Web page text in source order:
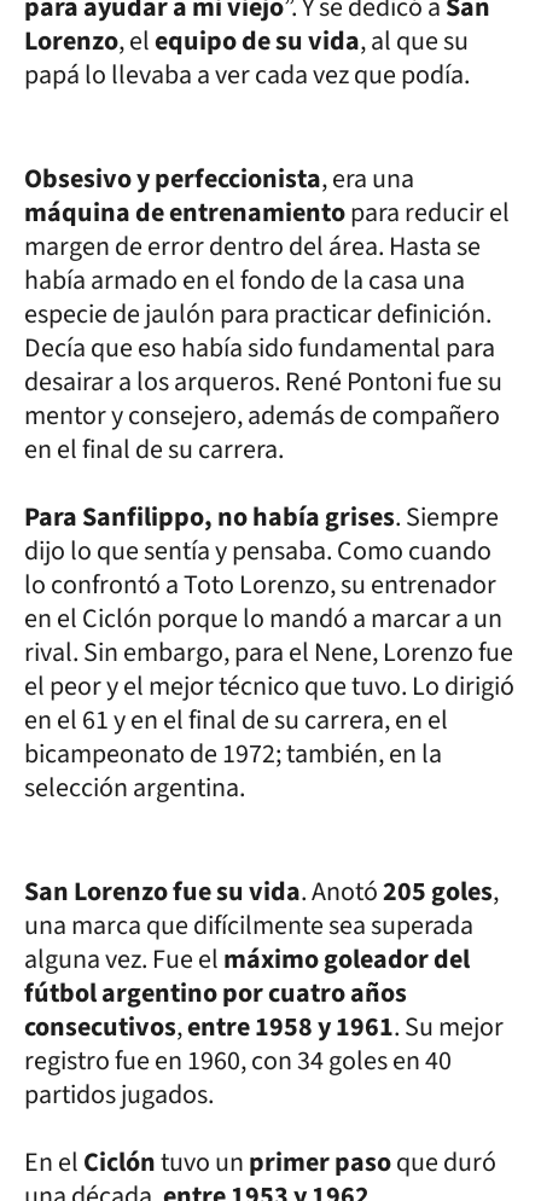
Lorenzo, elequipo de su vida, al que su
papá lo llevaba a ver cada vez que podía.
Obsesivo y perfeccionista, era una
máquina de entrenamientopara reducir el
margen de error dentro del área. Hasta se
había armado en el fondo de la casa una
especie de jaulón para practicar definición.
Decía que eso había sido fundamental para
desairar a los arqueros. René Pontoni fue su
mentor y consejero, además de compañero
en el final de su carrera.
Para Sanfilippo, no había grises. Siempre
dijo lo que sentía y pensaba. Como cuando
lo confrontó a Toto Lorenzo, su entrenador
en el Ciclón porque lo mandó a marcar a un
rival. Sin embargo, para el Nene, Lorenzo fue
el peor y el mejor técnico que tuvo. Lo dirigió
en el 61 y en el final de su carrera, en el
bicampeonato de 1972; también, en la
selección argentina.
San Lorenzo fue su vida. Anotó205 goles,
una marca que difícilmente sea superada
alguna vez. Fue elmáximo goleador del
fútbol argentino por cuatro años
consecutivos,entre 1958 y 1961. Su mejor
registro fue en 1960, con 34 goles en 40
partidos jugados.
En elCiclóntuvo unprimer pasoque duró